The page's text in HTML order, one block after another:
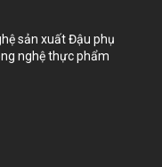
sản xuất Đậu phụ
nghệ thực phẩm